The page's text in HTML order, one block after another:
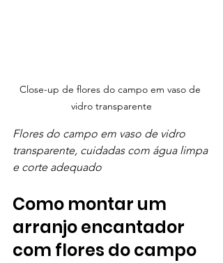
Close-up de flores do campo em vaso de
vidro transparente
Flores do campo em vaso de vidro
transparente, cuidadas com água limpa
e corte adequado
Como montar um
arranjo encantador
com flores do campo